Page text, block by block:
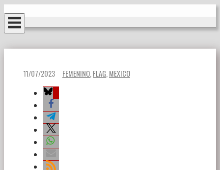
al
contenido
11/07/2023 FEMENINO, FLAG, MEXICO